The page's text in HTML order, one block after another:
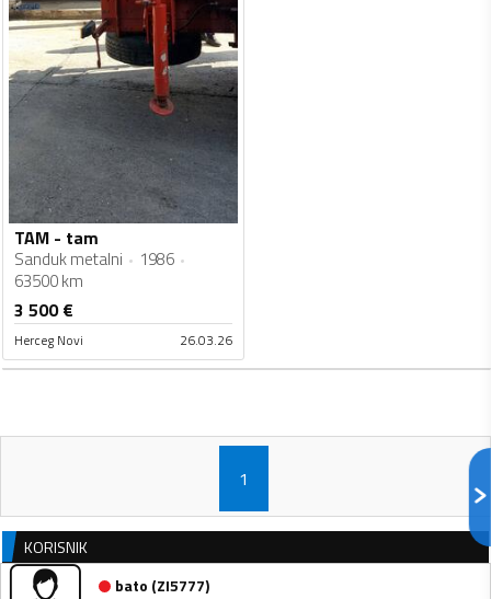
TAM - tam
Sanduk metalni
1986
63500 km
3 500€
Herceg Novi 26.03.26
1
KORISNIK
bato (ZI5777)